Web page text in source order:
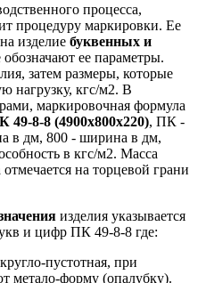
процесса,
процедуру маркировки. Ее
изделие буквенных и
обозначают ее параметры.
затем размеры, которые
нагрузку, кгс/м2. В
маркировочная формула
49-8-8 (4900х800х220), ПК -
в дм, 800 - ширина в дм,
в кгс/м2. Масса
на торцевой грани
изделия указывается
и цифр ПК 49-8-8 где:
пустотная, при
метало-форму (опалубку).